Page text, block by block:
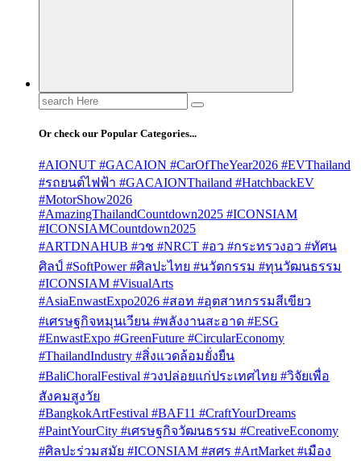
Search
for:
Or check our Popular Categories...
#AIONUT #GACAION #CarOfTheYear2026 #EVThailand
#รถยนต์ไฟฟ้า #GACAIONThailand #HatchbackEV
#MotorShow2026
#AmazingThailandCountdown2025 #ICONSIAM
#ICONSIAMCountdown2025
#ARTDNAHUB #วช #NRCT #อว #กระทรวงอว #ทัศน
ศิลป์ #SoftPower #ศิลปะไทย #นวัตกรรม #ทุนวัฒนธรรม
#ICONSIAM #VisualArts
#AsiaEnwastExpo2026 #สอท #อุตสาหกรรมสีเขียว
#เศรษฐกิจหมุนเวียน #พลังงานสะอาด #ESG
#EnwastExpo #GreenFuture #CircularEconomy
#ThailandIndustry #สิ่งแวดล้อมยั่งยืน
#BaliChoralFestival #วงปล่อยแก่ประเทศไทย #วิจัยเพื่อ
สังคมสูงวัย
#BangkokArtFestival #BAF11 #CraftYourDreams
#PaintYourCity #เศรษฐกิจวัฒนธรรม #CreativeEconomy
#ศิลปะร่วมสมัย #ICONSIAM #สศร #ArtMarket #เมือง